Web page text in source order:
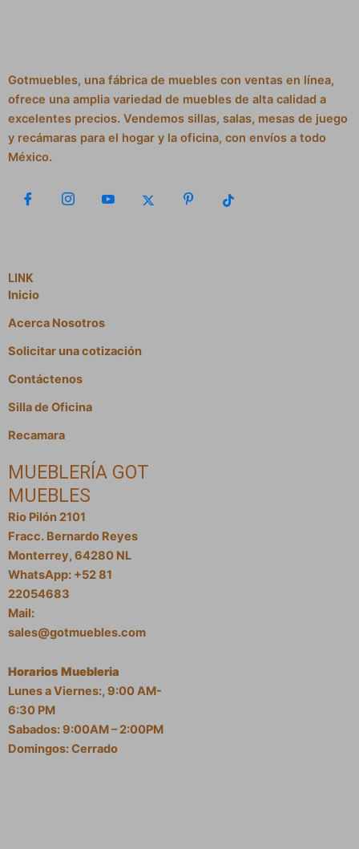
Gotmuebles, una fábrica de muebles con ventas en línea,
ofrece una amplia variedad de muebles de alta calidad a
excelentes precios. Vendemos sillas, salas, mesas de juego
y recámaras para el hogar y la oficina, con envíos a todo
México.
LINK
Inicio
Acerca Nosotros
Solicitar una cotización
Contáctenos
Silla de Oficina
Recamara
MUEBLERÍA GOT
MUEBLES
Rio Pilón 2101
Fracc. Bernardo Reyes
Monterrey, 64280 NL
WhatsApp: +52 81
22054683
Mail:
sales@gotmuebles.com
Horarios Muebleria
Lunes a Viernes:, 9:00 AM-
6:30 PM
Sabados: 9:00AM – 2:00PM
Domingos: Cerrado